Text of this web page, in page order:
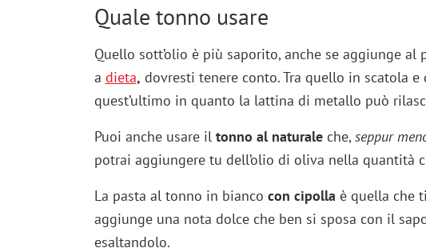
Quale tonno usare
Quello sott’olio è più saporito, anche se aggiunge
a dieta, dovresti tenere conto. Tra quello in scatola
quest’ultimo in quanto la lattina di metallo può
Puoi anche usare il tonno al naturaleche,seppur
potrai aggiungere tu dell’olio di oliva nella quantità
La pasta al tonno in bianco con cipolla è quella che
aggiunge una nota dolce che ben si sposa con il
esaltandolo.